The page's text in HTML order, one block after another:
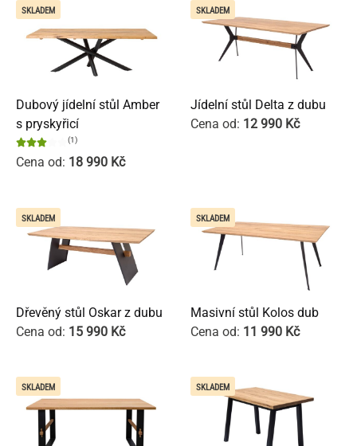
SKLADEM
Dubový jídelní stůl Amber
s pryskyřicí
(1)
Cena od: 18 990 Kč
SKLADEM
Jídelní stůl Delta z dubu
Cena od: 12 990 Kč
SKLADEM
Dřevěný stůl Oskar z dubu
Cena od: 15 990 Kč
SKLADEM
Masivní stůl Kolos dub
Cena od: 11 990 Kč
SKLADEM SKLADEM